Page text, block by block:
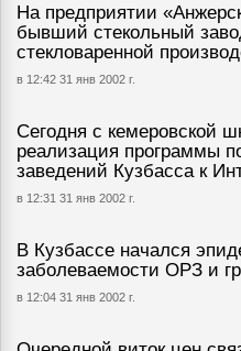
На предприятии
бывший стекольный
стекловаренной
в 12:42 31 янв 2002 г.
Сегодня с кемеровской
реализация программы
заведений Кузбасса к
в 12:31 31 янв 2002 г.
В Кузбассе начался
заболеваемости ОРЗ и
в 12:04 31 янв 2002 г.